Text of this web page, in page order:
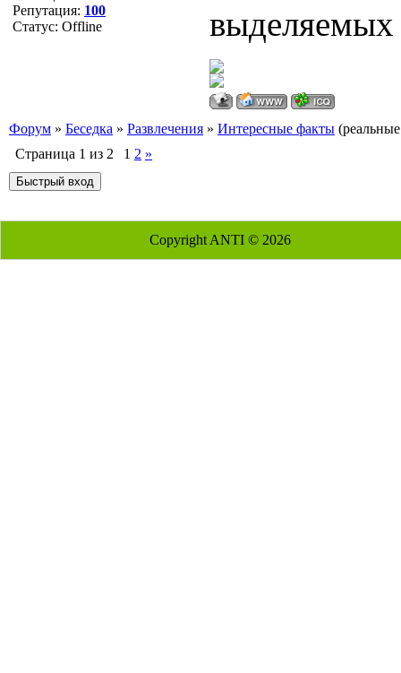
Репутация: 100
Статус: Offline
Форум » Беседка » Развлечения » Интересные факты
Страница 1 из 2 1 2 »
Copyright ANTI © 2026